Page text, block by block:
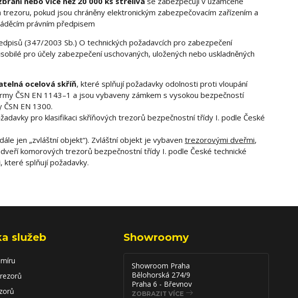
pokud jsou chráněny elektronickým zabezpečovacím zařízením a
právním předpisem
(347/2003 Sb.) O technických požadavcích pro zabezpečení
pro účely zabezpečení uschovaných, uložených nebo uskladněných
ocelová skříň, které splňují požadavky odolnosti proti vloupání
ČSN EN 1143–1 a jsou vybaveny zámkem s vysokou bezpečností
EN 1300.
pro klasifikaci skříňových trezorů bezpečnostní třídy I. podle České
jen „zvláštní objekt“). Zvláštní objekt je vybaven trezorovými dveřmi,
komorových trezorů bezpečnostní třídy I. podle České technické
které splňují požadavky.
služeb Showroomy
Showroom Praha
Bělohorská 274/9
Praha 6 - Břevnov
ZOBRAZIT VÍCE